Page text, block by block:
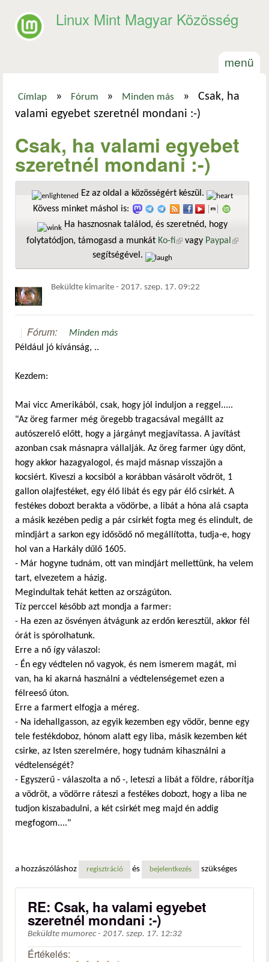
Linux Mint Magyar Közösség
menü
Jelenlegi hely
Címlap » Fórum » Minden más »
Csak, ha
valami egyebet szeretnél mondani :-)
Csak, ha valami egyebet
szeretnél mondani :-)
Ez az oldal a közösségért készül.
Kövess minket máshol is:
Ha hasznosnak találod, és szeretnéd, hogy
folytatódjon, támogasd a munkát Ko-fi(külső hivatkozás)
vagy Paypal
segítségével.
Beküldte kimarite - 2017. szep. 17. 09:22
Fórum:
Minden más
Például jó kívánság, ..
Kezdem:
Mai vicc Amerikából, csak, hogy jól induljon a reggel.....
"Az öreg farmer még öregebb tragacsával megállt az
autószerelő előtt, hogy a járgányt megjavítassa. A javítást
azonban csak másnapra vállalják. Az öreg farmer úgy dönt,
hogy akkor hazagyalogol, és majd másnap visszajön a
kocsiért. Kiveszi a kocsiból a korábban vásárolt vödröt, 1
gallon olajfestéket, egy élő libát és egy pár élő csirkét. A
festékes dobozt berakta a vödörbe, a libát a hóna alá csapta
a másik kezében pedig a pár csirkét fogta meg és elindult, de
mindjárt a sarkon egy idősödő nő megállította, tudja-e, hogy
hol van a Harkály dűlő 1605.
- Már hogyne tudnám, ott van mindjárt mellettünk, ha velem
tart, elvezetem a házig.
Megindultak tehát ketten az országúton.
Tíz perccel később azt mondja a farmer:
- Ha ezen az ösvényen átvágunk az erdőn keresztül, akkor fél
órát is spórolhatunk.
Erre a nő így válaszol:
- Én egy védtelen nő vagyok, és nem ismerem magát, mi
van, ha ki akarná használni a védtelenségemet ezen a
félreeső úton.
Erre a farmert elfogja a méreg.
- Na idehallgasson, az egyik kezemben egy vödör, benne egy
tele festékdoboz, hónom alatt egy liba, másik kezemben két
csirke, az Isten szerelmére, hogy tudnám kihasználni a
védtelenségét?
- Egyszerű - válaszolta a nő -, leteszi a libát a földre, ráborítja
a vödröt, a vödörre ráteszi a festékes dobozt, hogy a liba ne
tudjon kiszabadulni, a két csirkét meg majd én addig
megfogom...."
a hozzászóláshoz regisztráció és bejelentkezés szükséges
RE: Csak, ha valami egyebet
szeretnél mondani :-)
Beküldte mumorec - 2017. szep. 17. 12:32
Értékelés: